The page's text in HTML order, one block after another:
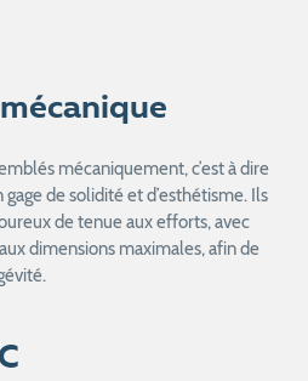
mécaniquement, c’est à dire
de solidité et d’esthétisme. Ils
de tenue aux efforts, avec
dimensions maximales, afin de